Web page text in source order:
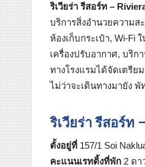
ริเวียร่า รีสอร์ท –
บริการสิ่งอำนวยความ
ห้องเก็บกระเป๋า, Wi-Fi
เครื่องปรับอากาศ, บริก
ทางโรงแรมได้จัดเตรีย
ไม่ว่าจะเดินทางมายัง
ริเวียร่า รีสอร์ท
ตั้งอยู่ที่ 157/1 Soi
คะแนนเรทติ้งที่พัก 2 ดา